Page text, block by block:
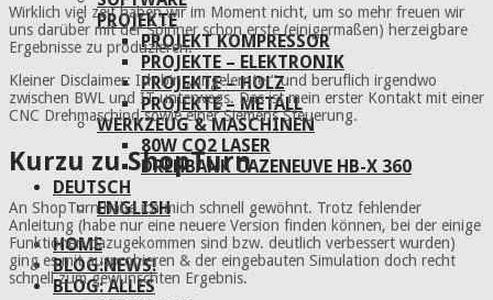
PROJEKTE
PROJEKT KOMPRESSOR
PROJEKTE – ELEKTRONIK
PROJEKTE – HOLZ
PROJEKTE – METALL
WERKZEUG & MASCHINEN
80W CO2 LASER
DREHBANK CAZENEUVE HB-X 360
DEUTSCH
ENGLISH
HOME
BLOG:NEWS!
BLOG: ALLES
Wirklich viel zeit haben wir im Moment nicht, um so mehr freuen wir
uns darüber mit der Spinner schon erste (einigermaßen) herzeigbare
Ergebnisse zu produzieren.
Kleiner Disclaimer: Ich bin „ungelernter“ und beruflich irgendwo
zwischen BWL und IT unterwegs. Das ist mein erster Kontakt mit einer
CNC Drehmaschind sowie einer Siemens Steuerung.
Kurzu zu ShopTurn
An ShopTurn habe ich mich schnell gewöhnt. Trotz fehlender
Anleitung (habe nur eine neuere Version finden können, bei der einige
Funktionen dazugekommen sind bzw. deutlich verbessert wurden)
ging es mit ausprobieren & der eingebauten Simulation doch recht
schnell zum gewünschten Ergebnis.